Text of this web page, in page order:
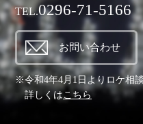
TEL.0296-71-5166
お問い合わせ
※令和4年4月1日よりロケ相
詳しくは こちら